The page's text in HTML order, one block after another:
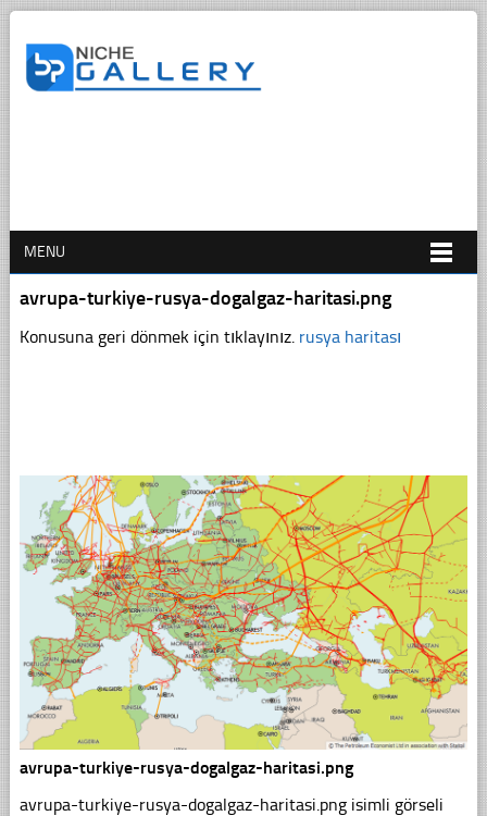
MENU
avrupa-turkiye-rusya-dogalgaz-haritasi.png
Konusuna geri dönmek için tıklayınız. rusya haritası
avrupa-turkiye-rusya-dogalgaz-haritasi.png
avrupa-turkiye-rusya-dogalgaz-haritasi.png isimli görseli